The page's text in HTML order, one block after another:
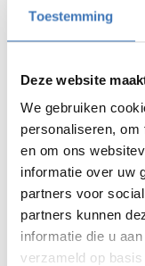
Toestemming
Deze website
We gebruiken
personaliseren,
en om ons
informatie over uw
partners voor
partners kunnen
informatie die u
verzameld op
stof en
langs een drukke
betere keuze.
andere
✅HEPA-filter–
specifieke
en de
allerkleinste
en